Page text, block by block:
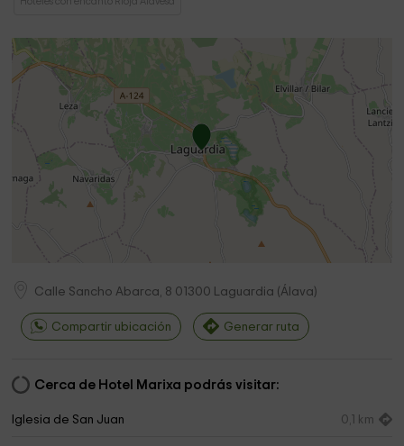
Calle Sancho Abarca, 8 01300 Laguardia (Álava)
Compartir ubicación Generar ruta
Cerca de Hotel Marixa podrás visitar:
Iglesia de San Juan 0,1 km